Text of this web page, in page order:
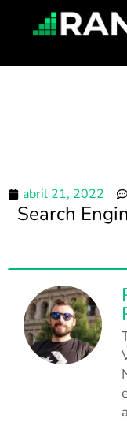
abril 21, 2022
Search